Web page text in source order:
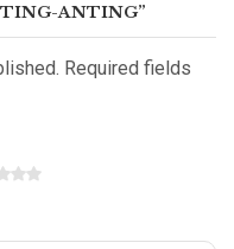
ANTING”
Required fields